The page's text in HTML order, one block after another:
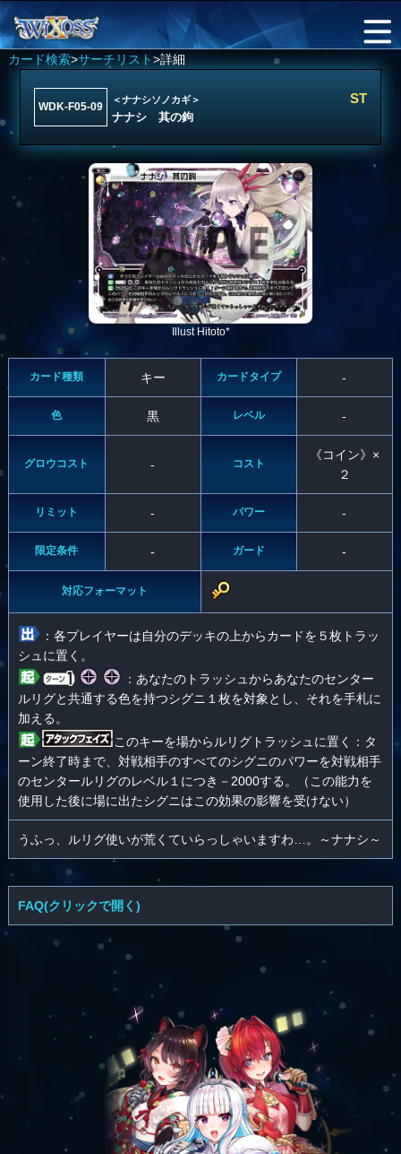
カード検索>サーチリスト>詳細
WDK-F05-09
＜ナナシソノカギ＞
ナナシ 其の鉤
ST
Illust Hitoto*
カード種類 キー カードタイプ -
色 黒 レベル -
グロウコスト - コスト
《コイン》×
２
リミット - パワー -
限定条件 - ガード -
対応フォーマット
：各プレイヤーは自分のデッキの上からカードを５枚トラッ
シュに置く。
：あなたのトラッシュからあなたのセンター
ルリグと共通する色を持つシグニ１枚を対象とし、それを手札に
加える。
このキーを場からルリグトラッシュに置く：タ
ーン終了時まで、対戦相手のすべてのシグニのパワーを対戦相手
のセンタールリグのレベル１につき－2000する。（この能力を
使用した後に場に出たシグニはこの効果の影響を受けない）
うふっ、ルリグ使いが荒くていらっしゃいますわ…。～ナナシ～
FAQ(クリックで開く)